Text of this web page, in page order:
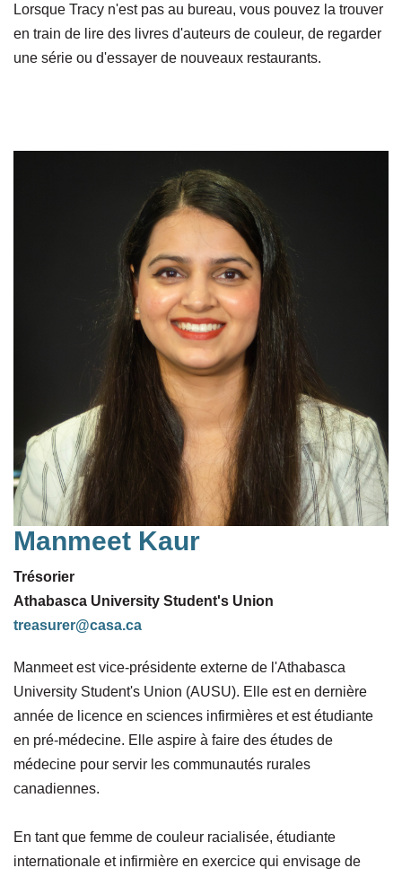
Lorsque Tracy n'est pas au bureau, vous pouvez la trouver
en train de lire des livres d'auteurs de couleur, de regarder
une série ou d'essayer de nouveaux restaurants.
Manmeet Kaur
Trésorier
Athabasca University Student's Union
treasurer@casa.ca
Manmeet est vice-présidente externe de l'Athabasca
University Student's Union (AUSU). Elle est en dernière
année de licence en sciences infirmières et est étudiante
en pré-médecine. Elle aspire à faire des études de
médecine pour servir les communautés rurales
canadiennes.
En tant que femme de couleur racialisée, étudiante
internationale et infirmière en exercice qui envisage de